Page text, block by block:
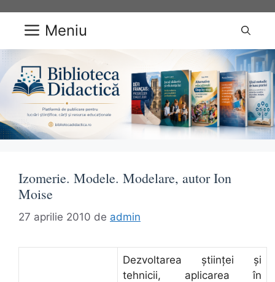
conținut Meniu
Izomerie. Modele. Modelare, autor Ion
Moise
27 aprilie 2010 de admin
Dezvoltarea ştiinţei şi
tehnicii, aplicarea în